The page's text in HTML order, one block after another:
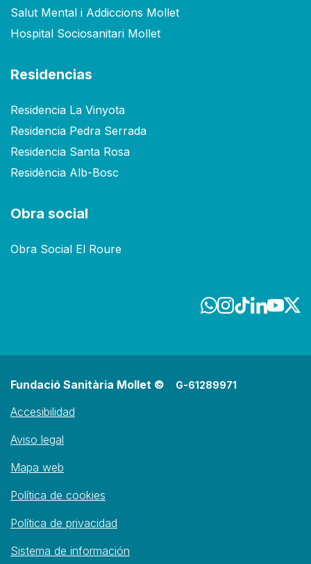
Salut Mental i Addiccions Mollet
Hospital Sociosanitari Mollet
Residencias
Residencia La Vinyota
Residencia Pedra Serrada
Residencia Santa Rosa
Residència Alb-Bosc
Obra social
Obra Social El Roure
Fundació Sanitària Mollet © G-61289971
Accesibilidad
Aviso legal
Mapa web
Política de cookies
Política de privacidad
Sistema de información